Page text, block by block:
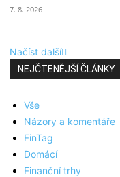
7. 8. 2026
Načíst další
NEJČTENĚJŠÍ ČLÁNKY
Vše
Názory a komentáře
FinTag
Domácí
Finanční trhy